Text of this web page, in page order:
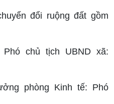
đổi ruộng đất gồm
chủ tịch UBND xã:
phòng Kinh tế: Phó